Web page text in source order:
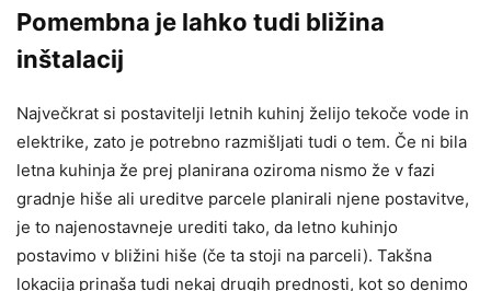
Pomembna je lahko tudi bližina
inštalacij
Največkrat si postavitelji letnih kuhinj želijo tekoče vode in
elektrike, zato je potrebno razmišljati tudi o tem. Če ni bila
letna kuhinja že prej planirana oziroma nismo že v fazi
gradnje hiše ali ureditve parcele planirali njene postavitve,
je to najenostavneje urediti tako, da letno kuhinjo
postavimo v bližini hiše (če ta stoji na parceli). Takšna
lokacija prinaša tudi nekaj drugih prednosti, kot so denimo